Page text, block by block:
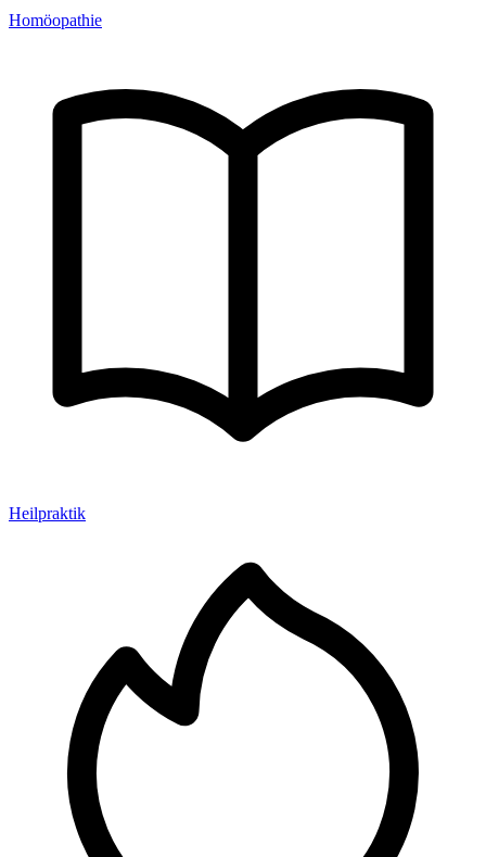
Homöopathie
Heilpraktik